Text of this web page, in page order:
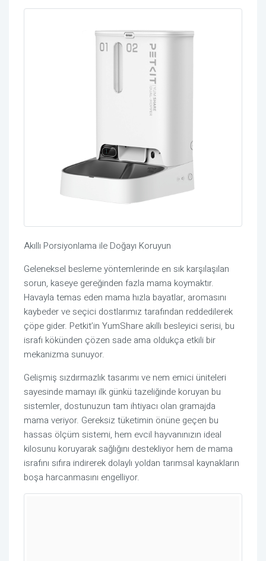
Akıllı Porsiyonlama ile Doğayı Koruyun
Geleneksel besleme yöntemlerinde en sık karşılaşılan
sorun, kaseye gereğinden fazla mama koymaktır.
Havayla temas eden mama hızla bayatlar, aromasını
kaybeder ve seçici dostlarımız tarafından reddedilerek
çöpe gider. Petkit’in YumShare akıllı besleyici serisi, bu
israfı kökünden çözen sade ama oldukça etkili bir
mekanizma sunuyor.
Gelişmiş sızdırmazlık tasarımı ve nem emici üniteleri
sayesinde mamayı ilk günkü tazeliğinde koruyan bu
sistemler, dostunuzun tam ihtiyacı olan gramajda
mama veriyor. Gereksiz tüketimin önüne geçen bu
hassas ölçüm sistemi, hem evcil hayvanınızın ideal
kilosunu koruyarak sağlığını destekliyor hem de mama
israfını sıfıra indirerek dolaylı yoldan tarımsal kaynakların
boşa harcanmasını engelliyor.